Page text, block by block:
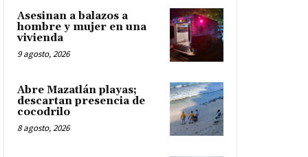
Asesinan a balazos a
hombre y mujer en una
vivienda
9 agosto, 2026
Abre Mazatlán playas;
descartan presencia de
cocodrilo
8 agosto, 2026